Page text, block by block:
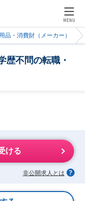
MENU
品・消費財（メーカー）
歴不問の転職・
ける
非公開求人とは